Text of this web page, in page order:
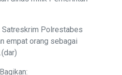
Satreskrim Polrestabes
empat orang sebagai
Bagikan: